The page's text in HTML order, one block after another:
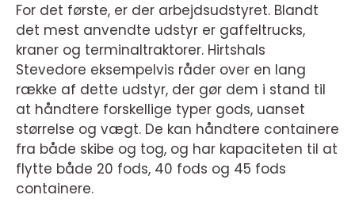
For det første, er der arbejdsudstyret. Blandt
det mest anvendte udstyr er gaffeltrucks,
kraner og terminaltraktorer. Hirtshals
Stevedore eksempelvis råder over en lang
række af dette udstyr, der gør dem i stand til
at håndtere forskellige typer gods, uanset
størrelse og vægt. De kan håndtere containere
fra både skibe og tog, og har kapaciteten til at
flytte både 20 fods, 40 fods og 45 fods
containere.